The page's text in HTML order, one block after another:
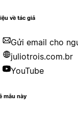
về tác giả
Gửi email cho
juliotrois.com.br
YouTube
mẫu này